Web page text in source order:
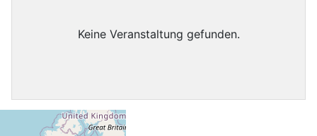
Keine Veranstaltung gefunden.